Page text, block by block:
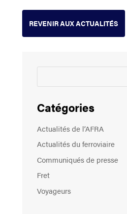
REVENIR AUX ACTUALITÉS
Catégories
Actualités de l’AFRA
Actualités du ferroviaire
Communiqués de presse
Fret
Voyageurs